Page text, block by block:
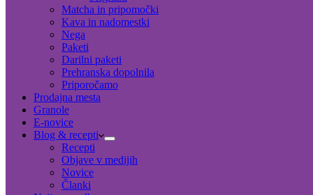
Matcha in pripomočki
Kava in nadomestki
Nega
Paketi
Darilni paketi
Prehranska dopolnila
Priporočamo
Prodajna mesta
Granole
E-novice
Blog & recepti
Recepti
Objave v medijih
Novice
Članki